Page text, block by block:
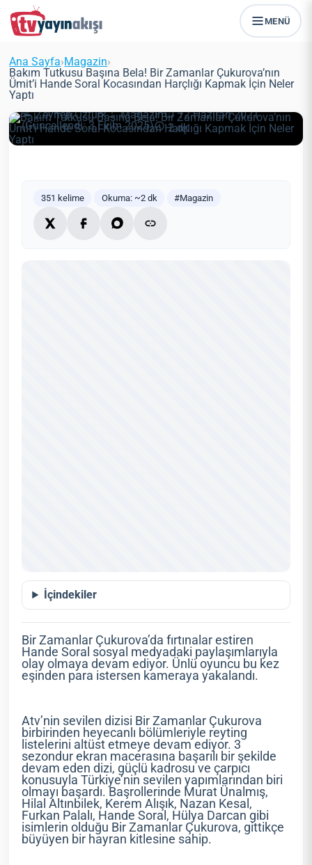
MENÜ
Ana Sayfa›Magazin›
Bakım Tutkusu Başına Bela! Bir Zamanlar Çukurova’nın
Ümit’i Hande Soral Kocasından Harçlığı Kapmak İçin Neler
Yaptı
Bakım Tutkusu Başına Bela! Bir
Hande Soral Kocasından Harçlığı
Kapmak İçin Neler Yaptı
Zeynep Öztürk Magazin
12 Haziran 2021
(Güncellendi: 3 Ekim 2025)
2 dk
351 kelime Okuma: ~2 dk #Magazin
İçindekiler
Bir Zamanlar Çukurova’da fırtınalar estiren
Hande Soral sosyal medyadaki paylaşımlarıyla
olay olmaya devam ediyor. Ünlü oyuncu bu kez
eşinden para istersen kameraya yakalandı.
Atv’nin sevilen dizisi Bir Zamanlar Çukurova
birbirinden heyecanlı bölümleriyle reyting
listelerini altüst etmeye devam ediyor. 3
sezondur ekran macerasına başarılı bir şekilde
devam eden dizi, güçlü kadrosu ve çarpıcı
konusuyla Türkiye’nin sevilen yapımlarından biri
olmayı başardı. Başrollerinde Murat Ünalmış,
Hilal Altınbilek, Kerem Alışık, Nazan Kesal,
Furkan Palalı, Hande Soral, Hülya Darcan gibi
isimlerin olduğu Bir Zamanlar Çukurova, gittikçe
büyüyen bir hayran kitlesine sahip.